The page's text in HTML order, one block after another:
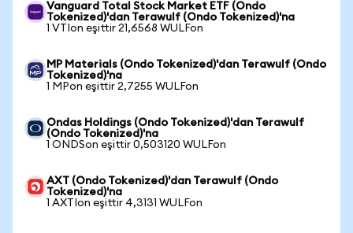
Vanguard Total Stock Market ETF (Ondo
Tokenized)'dan Terawulf (Ondo Tokenized)'na
1 VTIon eşittir 21,6568 WULFon
MP Materials (Ondo Tokenized)'dan Terawulf (Ondo
Tokenized)'na
1 MPon eşittir 2,7255 WULFon
Ondas Holdings (Ondo Tokenized)'dan Terawulf
(Ondo Tokenized)'na
1 ONDSon eşittir 0,503120 WULFon
AXT (Ondo Tokenized)'dan Terawulf (Ondo
Tokenized)'na
1 AXTIon eşittir 4,3131 WULFon